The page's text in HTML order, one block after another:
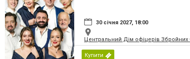
30 січня 2027, 18:00
Центральний Дім офіцерів Збройних
Купити